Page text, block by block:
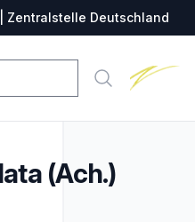
Zentralstelle Deutschland
Suche
(Ach.)